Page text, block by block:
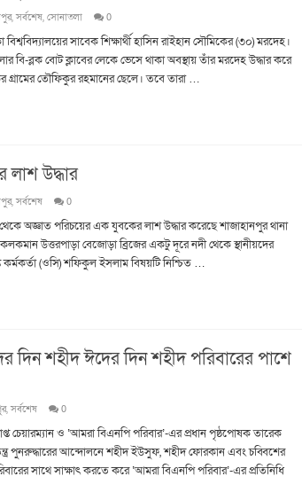
,সর্বশেষ, সোনাতলা 0
সাবেক শিক্ষার্থী হাসিন রাইহান সৌমিকের (৩০) মরদেহ।
ব্লক বোট ক্লাবের লেকে ভেসে থাকা অবস্থায় তাঁর মরদেহ উদ্ধার করে
তৌফিকুর রহমানের ছেলে। তবে তারা …
উদ্ধার
,সর্বশেষ 0
অজ্ঞাত পরিচয়ের এক যুবকের লাশ উদ্ধার করেছে শাজাহানপুর থানা
উত্তরপাড়া বেজোড়া ব্রিজের একটু দূরে নদী থেকে স্থানীয়দের
কর্মকর্তা (ওসি) শফিকুল ইসলাম বিষয়টি নিশ্চিত …
দিন শহীদ ঈদের দিন শহীদ পরিবারের পাশে
,সর্বশেষ 0
চেয়ারম্যান ও ‘আমরা বিএনপি পরিবার’-এর প্রধান পৃষ্ঠপোষক তারেক
পুনরুদ্ধারের আন্দোলনে শহীদ ইউসুফ, শহীদ ফোরকান এবং চব্বিশের
সাথে সাক্ষাৎ করতে করে ‘আমরা বিএনপি পরিবার’-এর প্রতিনিধি